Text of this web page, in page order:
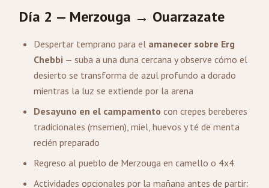
Día 2 — Merzouga → Ouarzazate
Despertar temprano para el amanecer sobre Erg
Chebbi — suba a una duna cercana y observe cómo el
desierto se transforma de azul profundo a dorado
mientras la luz se extiende por la arena
Desayuno en el campamento con crepes bereberes
tradicionales (msemen), miel, huevos y té de menta
recién preparado
Regreso al pueblo de Merzouga en camello o 4x4
Actividades opcionales por la mañana antes de partir: